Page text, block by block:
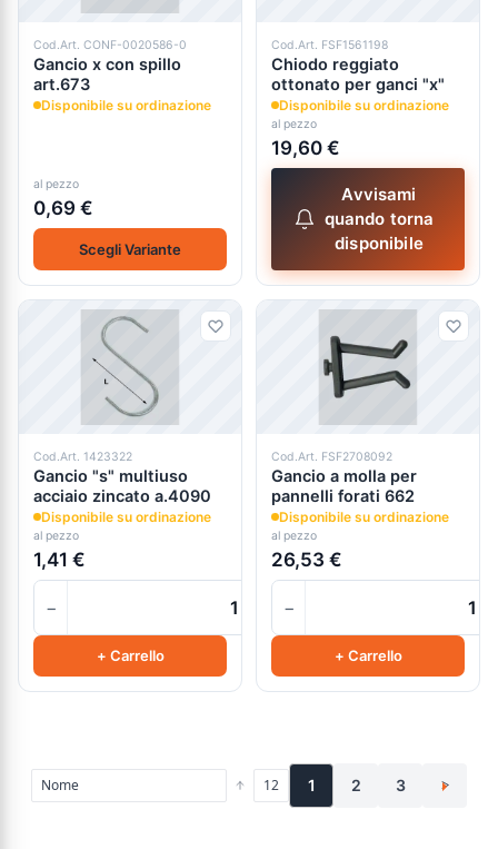
Cod.Art. CONF-0020586-0
Gancio x con spillo
art.673
Disponibile su ordinazione
al pezzo
0,69 €
Scegli Variante
Cod.Art. FSF1561198
Chiodo reggiato
ottonato per ganci "x"
Disponibile su ordinazione
al pezzo
19,60 €
Avvisami
quando torna
disponibile
Cod.Art. 1423322
Gancio "s" multiuso
acciaio zincato a.4090
Disponibile su ordinazione
al pezzo
1,41 €
−
+ Carrello
Cod.Art. FSF2708092
Gancio a molla per
pannelli forati 662
Disponibile su ordinazione
al pezzo
26,53 €
−
+ Carrello
1 2 3 >